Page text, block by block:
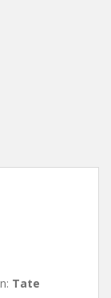
Tate